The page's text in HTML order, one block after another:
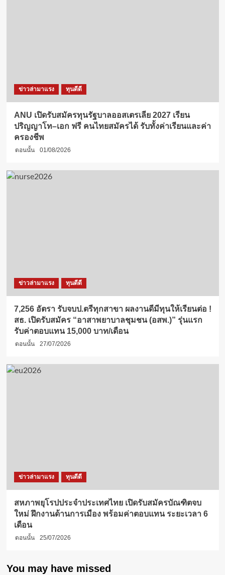
ข่าวล่ามาแรง ทุนดีดี
ANU เปิดรับสมัครทุนรัฐบาลออสเตรเลีย 2027 เรียน
ปริญญาโท–เอก ฟรี คนไทยสมัครได้ รับทั้งค่าเรียนและค่า
ครองชีพ
ตอนนั้น 01/08/2026
ข่าวล่ามาแรง ทุนดีดี
7,256 อัตรา รับจบป.ตรีทุกสาขา ผลงานดีมีทุนให้เรียนต่อ !
สธ. เปิดรับสมัคร “อาสาพยาบาลชุมชน (อสพ.)” รุ่นแรก
รับค่าตอบแทน 15,000 บาท/เดือน
ตอนนั้น 27/07/2026
ข่าวล่ามาแรง ทุนดีดี
สหภาพยุโรปประจำประเทศไทย เปิดรับสมัครบัณฑิตจบ
ใหม่ ฝึกงานด้านการเมือง พร้อมค่าตอบแทน ระยะเวลา 6
เดือน
ตอนนั้น 25/07/2026
You may have missed